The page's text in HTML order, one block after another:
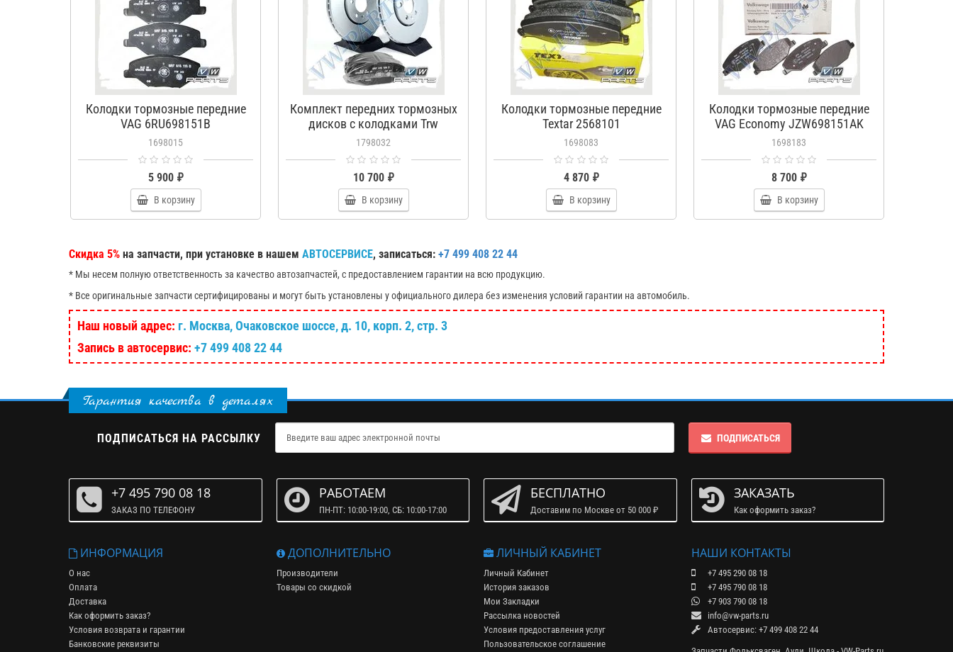
Колодки тормозные передние
VAG 6RU698151B
1698015
5 900 ₽
В корзину
Комплект передних тормозных
дисков с колодками Trw
1798032
1798032
10 700 ₽
В корзину
Колодки тормозные передние
Textar 2568101
1698083
4 870 ₽
В корзину
Колодки тормозные передние
VAG Economy JZW698151AK
1698183
8 700 ₽
В корзину
Скидка 5% на запчасти, при установке в нашем АВТОСЕРВИСЕ, записаться: +7 499 408 22 44
* Мы несем полную ответственность за качество автозапчастей, с предоставлением гарантии на всю продукцию.
* Все оригинальные запчасти сертифицированы и могут быть установлены у официального дилера без изменения условий гарантии на автомобиль.
Наш новый адрес: г. Москва, Очаковское шоссе, д. 10, корп. 2, стр. 3
Запись в автосервис: +7 499 408 22 44
Гарантия качества в деталях
ПОДПИСАТЬСЯ НА РАССЫЛКУ ПОДПИСАТЬСЯ
+7 495 790 08 18
ЗАКАЗ ПО ТЕЛЕФОНУ
РАБОТАЕМ
ПН-ПТ: 10:00-19:00, СБ: 10:00-17:00
БЕСПЛАТНО
Доставим по Москве от 50 000 ₽
ЗАКАЗАТЬ
Как оформить заказ?
ИНФОРМАЦИЯ
О нас
Оплата
Доставка
Как оформить заказ?
Условия возврата и гарантии
Банковские реквизиты
ДОПОЛНИТЕЛЬНО
Производители
Товары со скидкой
ЛИЧНЫЙ КАБИНЕТ
Личный Кабинет
История заказов
Мои Закладки
Рассылка новостей
Условия предоставления услуг
Пользовательское соглашение
НАШИ КОНТАКТЫ
+7 495 290 08 18
+7 495 790 08 18
+7 903 790 08 18
info@vw-parts.ru
Автосервис: +7 499 408 22 44